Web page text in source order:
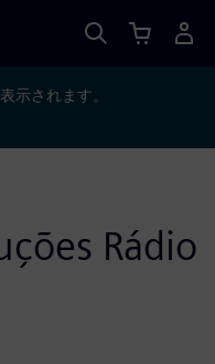
示されます。
Rádio